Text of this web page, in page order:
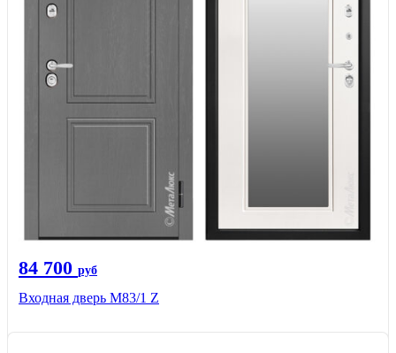
84 700 руб
Входная дверь M83/1 Z